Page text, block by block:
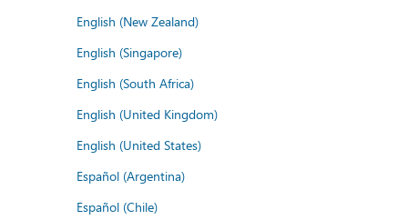
English (New Zealand)
English (Singapore)
English (South Africa)
English (United Kingdom)
English (United States)
Español (Argentina)
Español (Chile)